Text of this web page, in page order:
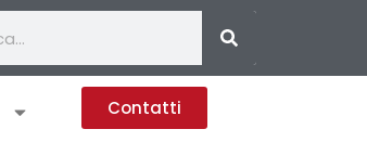
Contatti